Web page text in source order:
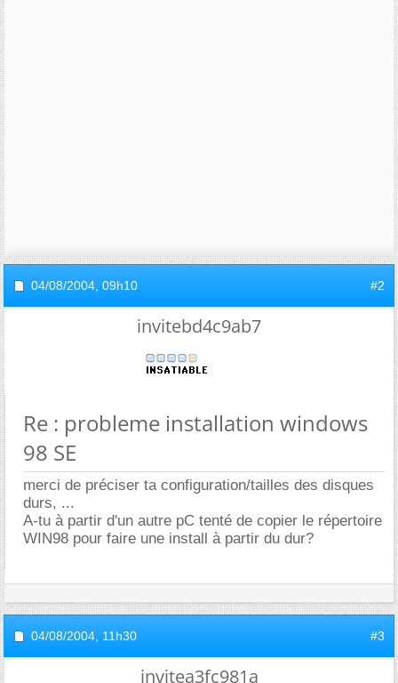
04/08/2004, 09h10 #2
invitebd4c9ab7
Re : probleme installation windows
98 SE
merci de préciser ta configuration/tailles des disques
durs, ...
A-tu à partir d'un autre pC tenté de copier le répertoire
WIN98 pour faire une install à partir du dur?
04/08/2004, 11h30 #3
invitea3fc981a